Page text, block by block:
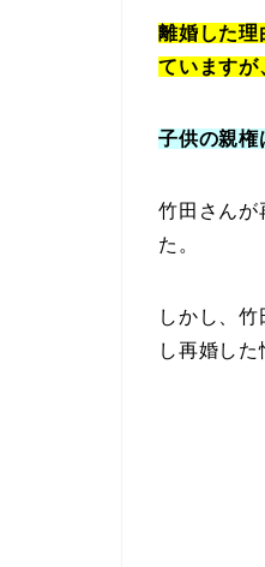
離婚した理
ていますが
子供の親権
竹田さんが
た。
しかし、
し再婚し